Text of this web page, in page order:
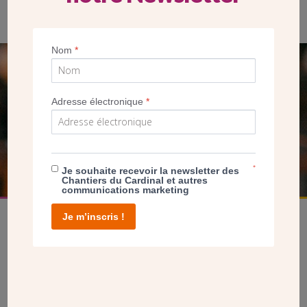
SEUL VOTRE DON
NOUS PERMET D’AGIR
FAIRE UN DON
Nom*
Adresse électronique*
Je souhaite recevoir la newsletter des
Chantiers du Cardinal et autres
communications marketing
*
Je m’inscris !